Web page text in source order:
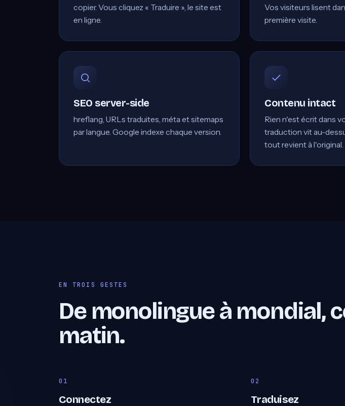
copier. Vous cliquez « Traduire », le site est
en ligne.
Vos visiteurs lisent
première visite.
SEO server-side
hreflang, URLs traduites, méta et sitemaps
par langue. Google indexe chaque version.
Contenu intact
Rien n'est écrit dans
traduction vit au-
tout revient à l'original.
EN TROIS GESTES
De monolingue à mondial,
matin.
Connectez Traduisez